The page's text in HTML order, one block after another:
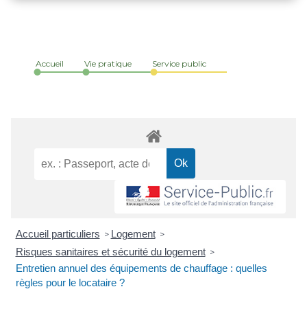
Accueil Vie pratique Service public
Accueil particuliers > Logement >
Risques sanitaires et sécurité du logement >
Entretien annuel des équipements de chauffage : quelles
règles pour le locataire ?